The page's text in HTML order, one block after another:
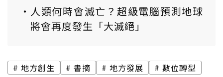
人類何時會滅亡？超級電腦預測地球
將會再度發生「大滅絕」
地方創生 書摘 地方發展 數位轉型